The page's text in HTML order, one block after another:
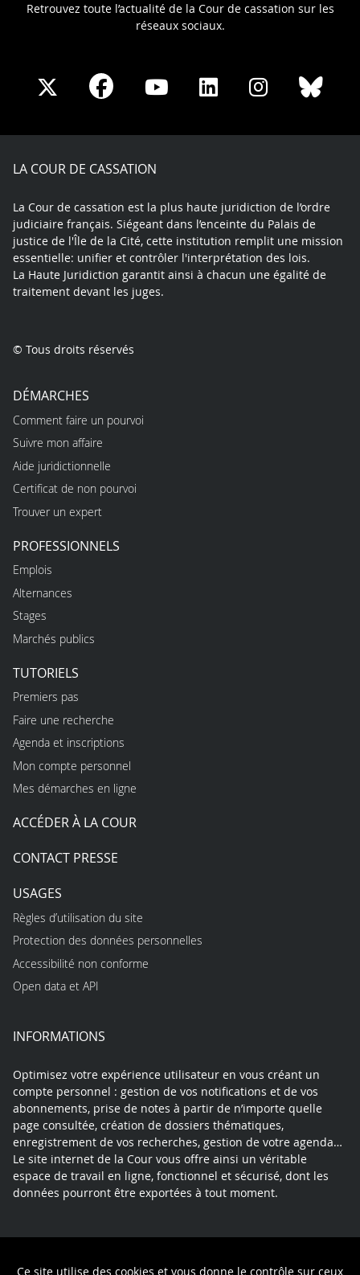
Ce site utilise des cookies et vous donne le contrôle sur ceux
Retrouvez toute l’actualité de la Cour de cassation sur les
réseaux sociaux.
Share
X
Share
Facebook
Share
Youtube
Share
LinkedIn
Share
Instagram
LA COUR DE CASSATION
La Cour de cassation est la plus haute juridiction de l’ordre
judiciaire français. Siégeant dans l’enceinte du Palais de
justice de l'Île de la Cité, cette institution remplit une mission
essentielle: unifier et contrôler l'interprétation des lois.
La Haute Juridiction garantit ainsi à chacun une égalité de
traitement devant les juges.
© Tous droits réservés
DÉMARCHES
Comment faire un pourvoi
Suivre mon affaire
Aide juridictionnelle
Certificat de non pourvoi
Trouver un expert
PROFESSIONNELS
Emplois
Alternances
Stages
Marchés publics
TUTORIELS
Premiers pas
Faire une recherche
Agenda et inscriptions
Mon compte personnel
Mes démarches en ligne
ACCÉDER À LA COUR
CONTACT PRESSE
USAGES
Règles d’utilisation du site
Protection des données personnelles
Accessibilité non conforme
Open data et API
INFORMATIONS
Optimisez votre expérience utilisateur en vous créant un
compte personnel : gestion de vos notifications et de vos
abonnements, prise de notes à partir de n’importe quelle
page consultée, création de dossiers thématiques,
enregistrement de vos recherches, gestion de votre agenda…
Le site internet de la Cour vous offre ainsi un véritable
espace de travail en ligne, fonctionnel et sécurisé, dont les
données pourront être exportées à tout moment.